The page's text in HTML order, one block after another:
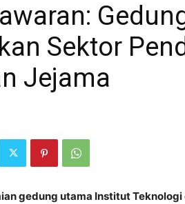
Sektor
Jejama
gedung utama Institut